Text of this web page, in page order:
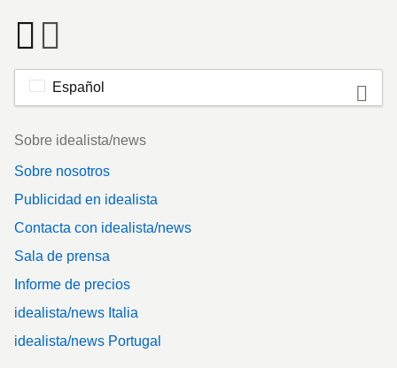
Español
Footer
Sobre idealista/news
Sobre nosotros
Publicidad en idealista
Contacta con idealista/news
Sala de prensa
Informe de precios
idealista/news Italia
idealista/news Portugal